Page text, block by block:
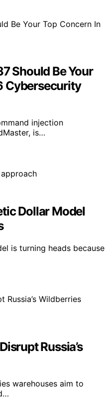
Should Be Your
Cybersecurity
injection
is…
Dollar Model
is turning heads because
Russia’s
warehouses aim to